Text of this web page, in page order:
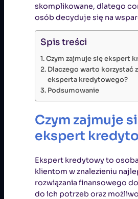
skomplikowane, dlatego
osób decyduje się na
Spis treści
Czym zajmuje się ekspert
Dlaczego warto korzystać
eksperta kredytowego?
Podsumowanie
Czym zajmuje
ekspert
Ekspert kredytowy to
klientom w znalezieniu
rozwiązania finansowego
do ich potrzeb oraz